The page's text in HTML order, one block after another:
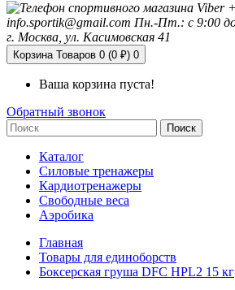
info.sportik@gmail.com Пн.-Пт.: с 9:00
г. Москва, ул. Касимовская 41
Корзина Товаров 0 (0 ₽) 0
Ваша корзина пуста!
Обратный звонок
Поиск
Каталог
Силовые тренажеры
Кардиотренажеры
Свободные веса
Аэробика
Главная
Товары для единоборств
Боксерская груша DFC HPL2 15 кг